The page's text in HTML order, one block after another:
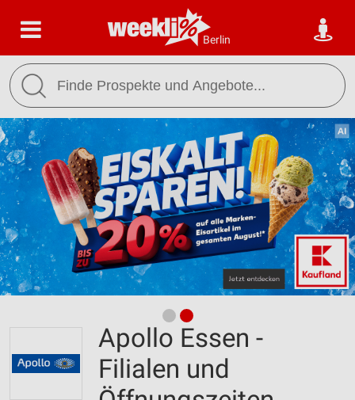
Berlin
Apollo Essen -
Filialen und